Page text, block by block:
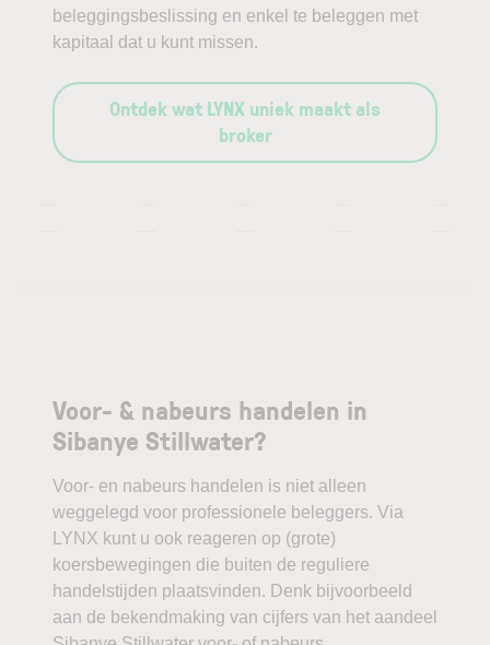
beleggingsbeslissing en enkel te beleggen met
kapitaal dat u kunt missen.
Ontdek wat LYNX uniek maakt als
broker
Voor- & nabeurs handelen in
Sibanye Stillwater?
Voor- en nabeurs handelen is niet alleen
weggelegd voor professionele beleggers. Via
LYNX kunt u ook reageren op (grote)
koersbewegingen die buiten de reguliere
handelstijden plaatsvinden. Denk bijvoorbeeld
aan de bekendmaking van cijfers van het aandeel